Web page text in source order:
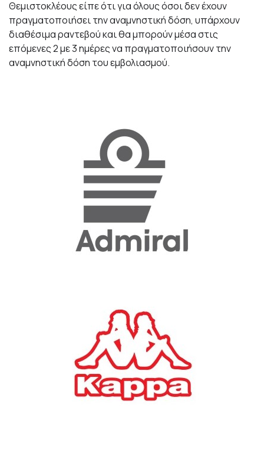
Θεμιστοκλέους είπε ότι για όλους όσοι δεν έχουν
πραγματοποιήσει την αναμνηστική δόση, υπάρχουν
διαθέσιμα ραντεβού και θα μπορούν μέσα στις
επόμενες 2 με 3 ημέρες να πραγματοποιήσουν την
αναμνηστική δόση του εμβολιασμού.